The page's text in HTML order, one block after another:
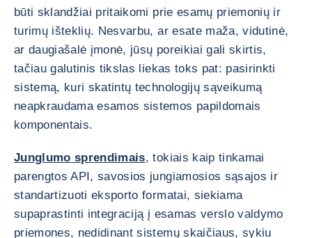
būti sklandžiai pritaikomi prie esamų priemonių ir
turimų išteklių. Nesvarbu, ar esate maža, vidutinė,
ar daugiašalė įmonė, jūsų poreikiai gali skirtis,
tačiau galutinis tikslas liekas toks pat: pasirinkti
sistemą, kuri skatintų technologijų sąveikumą
neapkraudama esamos sistemos papildomais
komponentais.
Junglumo sprendimais, tokiais kaip tinkamai
parengtos API, savosios jungiamosios sąsajos ir
standartizuoti eksporto formatai, siekiama
supaprastinti integraciją į esamas verslo valdymo
priemones, nedidinant sistemų skaičiaus, sykiu